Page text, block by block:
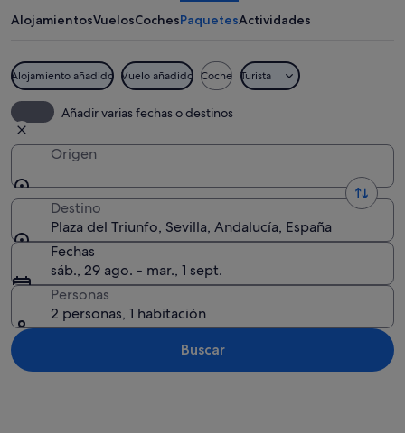
AlojamientosVuelosCochesPaquetesActividades
Alojamiento añadido Vuelo añadido Coche Turista
Añadir varias fechas o destinos
Origen
Destino
Plaza del Triunfo, Sevilla, Andalucía, España
Fechas
sáb., 29 ago. - mar., 1 sept.
Personas
2 personas, 1 habitación
Buscar